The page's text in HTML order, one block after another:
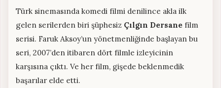
Türk sinemasında komedi filmi denilince akla ilk
gelen serilerden biri şüphesiz Çılgın Dersane film
serisi. Faruk Aksoy’un yönetmenliğinde başlayan bu
seri, 2007’den itibaren dört filmle izleyicinin
karşısına çıktı. Ve her film, gişede beklenmedik
başarılar elde etti.